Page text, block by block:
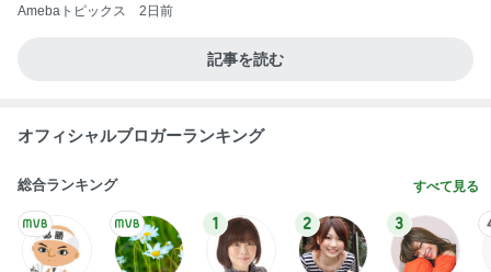
Amebaトピックス 2日前
記事を読む
オフィシャルブロガーランキング
総合ランキング すべて見る
1 2 3